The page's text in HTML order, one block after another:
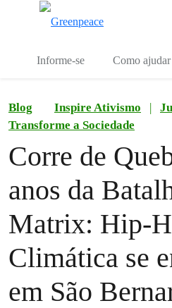
Informe-se Como ajudar
Blog Inspire Ativismo |
Transforme a Sociedade
Corre de
anos da
Matrix: Hip-
Climática se
em São